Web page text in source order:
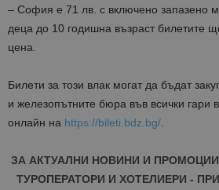
– София е 71 лв. с включено запазено
деца до 10 годишна възраст билетите
цена.
Билети за този влак могат да бъдат
и железопътните бюра във всички гари
онлайн на https://bileti.bdz.bg/
ЗА АКТУАЛНИ НОВИНИ И
ТУРОПЕРАТОРИ И ХОТЕЛИЕРИ -